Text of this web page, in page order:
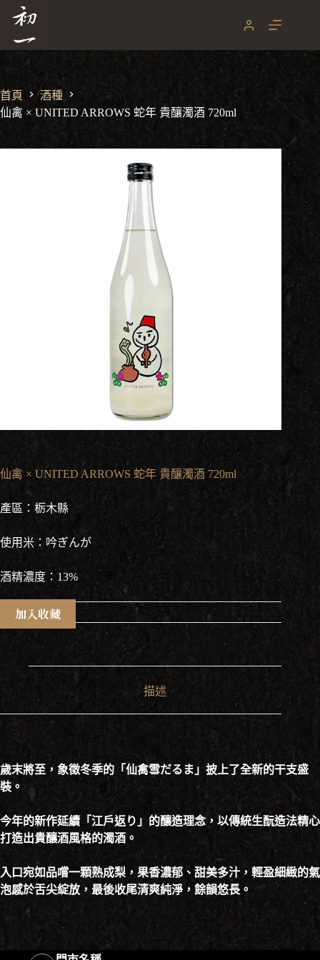
要
容
首頁
酒種
仙禽 × UNITED ARROWS 蛇年 貴釀濁酒 720ml
仙禽 × UNITED ARROWS 蛇年 貴釀濁酒 720ml
產區：栃木縣
使用米：吟ぎんが
酒精濃度：13%
加入收藏
描述
歲末將至，象徵冬季的「仙禽雪だるま」披上了全新的干支盛
裝。
今年的新作延續「江戶返り」的釀造理念，以傳統生酛造法精心
打造出貴釀酒風格的濁酒。
入口宛如品嚐一顆熟成梨，果香濃郁、甜美多汁，輕盈細緻的氣
泡感於舌尖綻放，最後收尾清爽純淨，餘韻悠長。